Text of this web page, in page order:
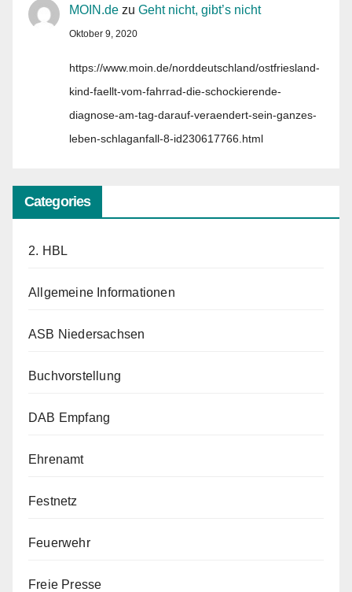
MOIN.de zu Geht nicht, gibt’s nicht
Oktober 9, 2020
https://www.moin.de/norddeutschland/ostfriesland-
kind-faellt-vom-fahrrad-die-schockierende-
diagnose-am-tag-darauf-veraendert-sein-ganzes-
leben-schlaganfall-8-id230617766.html
Categories
2. HBL
Allgemeine Informationen
ASB Niedersachsen
Buchvorstellung
DAB Empfang
Ehrenamt
Festnetz
Feuerwehr
Freie Presse